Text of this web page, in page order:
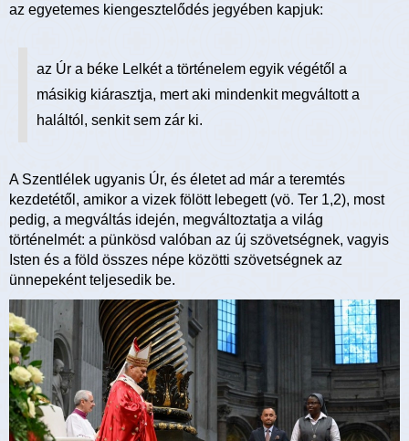
az egyetemes kiengesztelődés jegyében kapjuk:
az Úr a béke Lelkét a történelem egyik végétől a
másikig kiárasztja, mert aki mindenkit megváltott a
haláltól, senkit sem zár ki.
A Szentlélek ugyanis Úr, és életet ad már a teremtés
kezdetétől, amikor a vizek fölött lebegett (vö. Ter 1,2), most
pedig, a megváltás idején, megváltoztatja a világ
történelmét: a pünkösd valóban az új szövetségnek, vagyis
Isten és a föld összes népe közötti szövetségnek az
ünnepeként teljesedik be.